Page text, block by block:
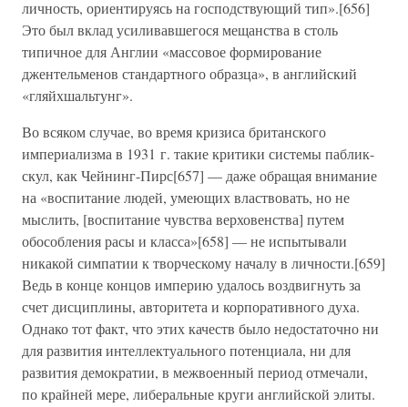
личность, ориентируясь на господствующий тип».[656]
Это был вклад усиливавшегося мещанства в столь
типичное для Англии «массовое формирование
джентельменов стандартного образца», в английский
«гляйхшальтунг».
Во всяком случае, во время кризиса британского
империализма в 1931 г. такие критики системы паблик-
скул, как Чейнинг-Пирс[657] — даже обращая внимание
на «воспитание людей, умеющих властвовать, но не
мыслить, [воспитание чувства верховенства] путем
обособления расы и класса»[658] — не испытывали
никакой симпатии к творческому началу в личности.[659]
Ведь в конце концов империю удалось воздвигнуть за
счет дисциплины, авторитета и корпоративного духа.
Однако тот факт, что этих качеств было недостаточно ни
для развития интеллектуального потенциала, ни для
развития демократии, в межвоенный период отмечали,
по крайней мере, либеральные круги английской элиты.